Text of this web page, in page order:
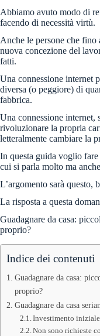
Abbiamo avuto modo di
facendo di necessità virtù.
Anche le persone che fino
nuova concezione del
fatti.
Una connessione internet
diversa (o peggiore) di
fabbrica.
Una connessione internet,
rivoluzionare la propria
letteralmente cambiare la
In questa guida voglio fare
cui si parla molto ma
L’argomento sarà questo,
La risposta a questa
Guadagnare da casa:
proprio?
Indice dei contenuti
Guadagnare da casa:
proprio?
Guadagnare da casa
Investimento
Non sono richieste